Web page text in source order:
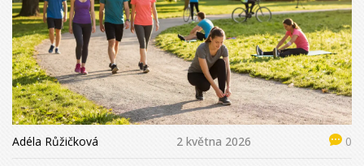
Adéla Růžičková 2 května 2026 0